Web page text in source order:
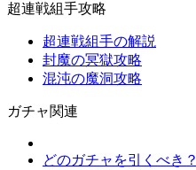
超連戦組手攻略
超連戦組手の解説
封魔の冥獄攻略
混沌の魔洞攻略
ガチャ関連
どのガチャを引くべき？